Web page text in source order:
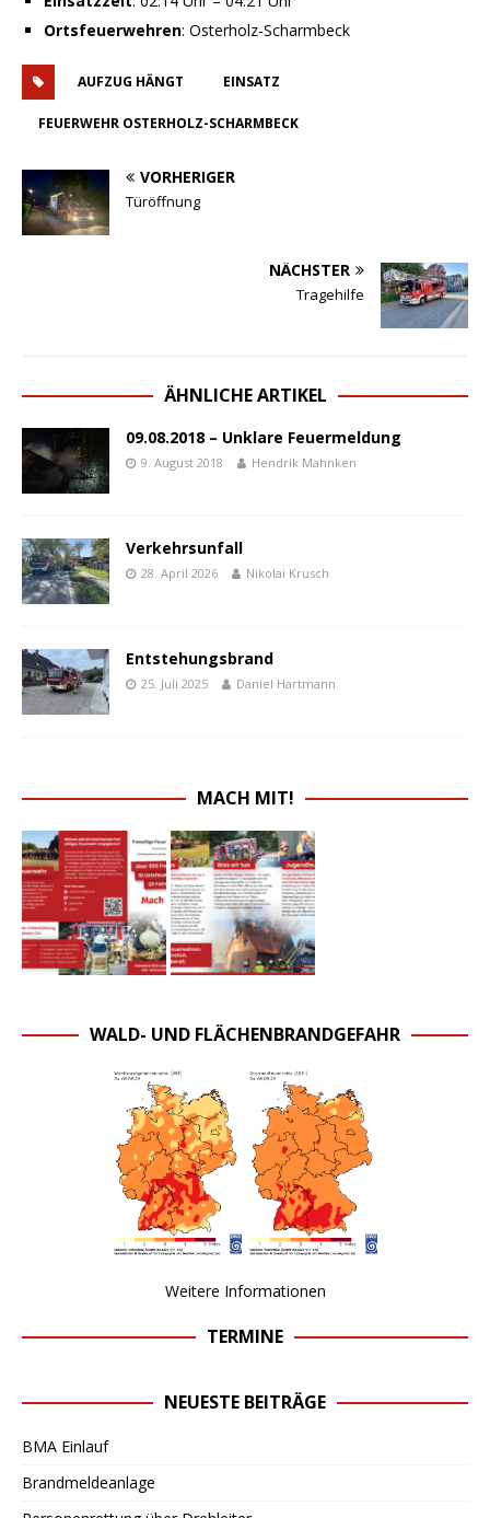
Ortsfeuerwehren: Osterholz-Scharmbeck
AUFZUG HÄNGT EINSATZ
FEUERWEHR OSTERHOLZ-SCHARMBECK
VORHERIGER
Türöffnung
NÄCHSTER
Tragehilfe
ÄHNLICHE ARTIKEL
09.08.2018 – Unklare Feuermeldung
9. August 2018 Hendrik Mahnken
Verkehrsunfall
28. April 2026 Nikolai Krusch
Entstehungsbrand
25. Juli 2025 Daniel Hartmann
MACH MIT!
WALD- UND FLÄCHENBRANDGEFAHR
Weitere Informationen
TERMINE
NEUESTE BEITRÄGE
BMA Einlauf
Brandmeldeanlage